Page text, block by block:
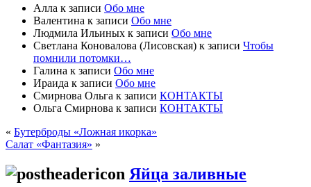
Алла к записи Обо мне
Валентина к записи Обо мне
Людмила Ильиных к записи Обо мне
Светлана Коновалова (Лисовская) к записи Чтобы
помнили потомки…
Галина к записи Обо мне
Ираида к записи Обо мне
Смирнова Ольга к записи КОНТАКТЫ
Ольга Смирнова к записи КОНТАКТЫ
« Бутерброды «Ложная икорка»
Салат «Фантазия» »
Яйца заливные